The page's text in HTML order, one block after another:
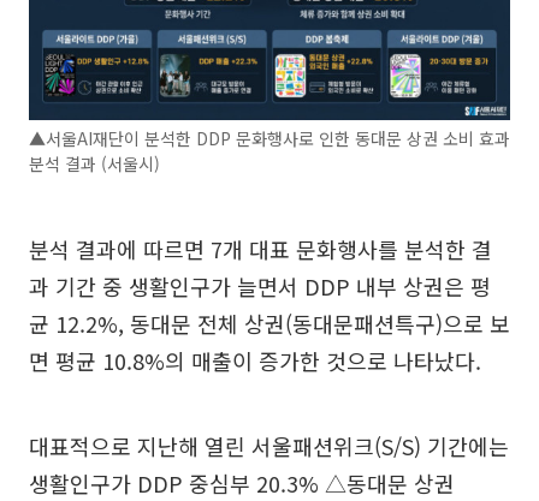
▲서울AI재단이 분석한 DDP 문화행사로 인한 동대문 상권 소비 효과
분석 결과 (서울시)
분석 결과에 따르면 7개 대표 문화행사를 분석한 결
과 기간 중 생활인구가 늘면서 DDP 내부 상권은 평
균 12.2%, 동대문 전체 상권(동대문패션특구)으로 보
면 평균 10.8%의 매출이 증가한 것으로 나타났다.
대표적으로 지난해 열린 서울패션위크(S/S) 기간에는
생활인구가 DDP 중심부 20.3% △동대문 상권